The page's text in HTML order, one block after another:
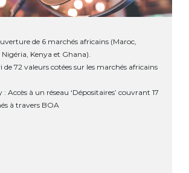
de 6 marchés africains (Maroc,
Kenya et Ghana).
de 72 valeurs cotées sur les marchés africains
Accès à un réseau ‘Dépositaires’ couvrant 17
à travers BOA